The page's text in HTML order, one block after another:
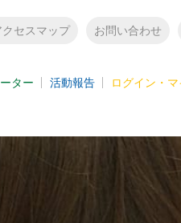
クセスマップ お問い合わせ
ター 活動報告 ログイン・